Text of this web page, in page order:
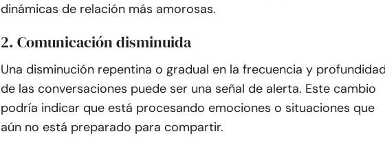
dinámicas de relación más amorosas.
2. Comunicación disminuida
Una disminución repentina o gradual en la frecuencia y
de las conversaciones puede ser una señal de alerta. Este cambio
podría indicar que está procesando emociones o situaciones que
aún no está preparado para compartir.